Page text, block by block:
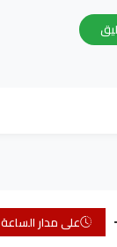
على مدار الساعة